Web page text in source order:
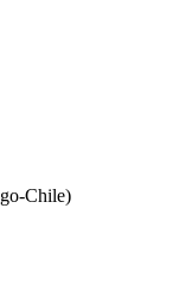
Chile)